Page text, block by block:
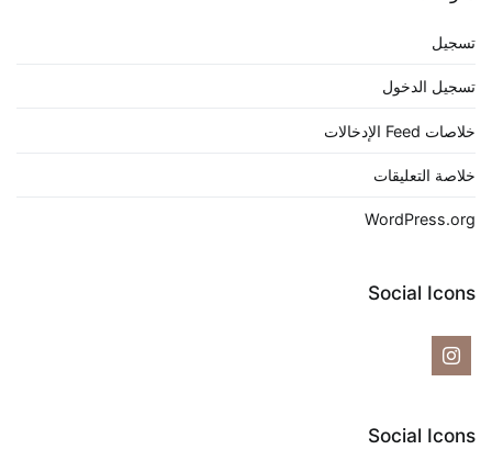
تسجيل
تسجيل الدخول
خلاصات Feed الإدخالات
خلاصة التعليقات
WordPress.org
Social Icons
Social Icons